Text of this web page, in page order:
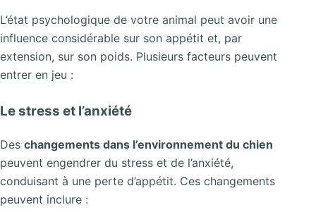
L’état psychologique de votre animal peut avoir une
influence considérable sur son appétit et, par
extension, sur son poids. Plusieurs facteurs peuvent
entrer en jeu :
Le stress et l’anxiété
Des changements dans l’environnement du chien
peuvent engendrer du stress et de l’anxiété,
conduisant à une perte d’appétit. Ces changements
peuvent inclure :